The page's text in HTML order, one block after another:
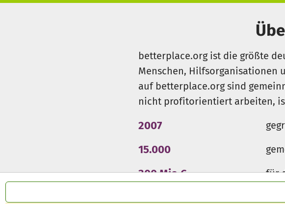
betterplace.org ist die größte
Menschen, Hilfsorganisationen
auf betterplace.org sind
nicht profitorientiert arbeiten,
2007
15.000
300 Mio € für